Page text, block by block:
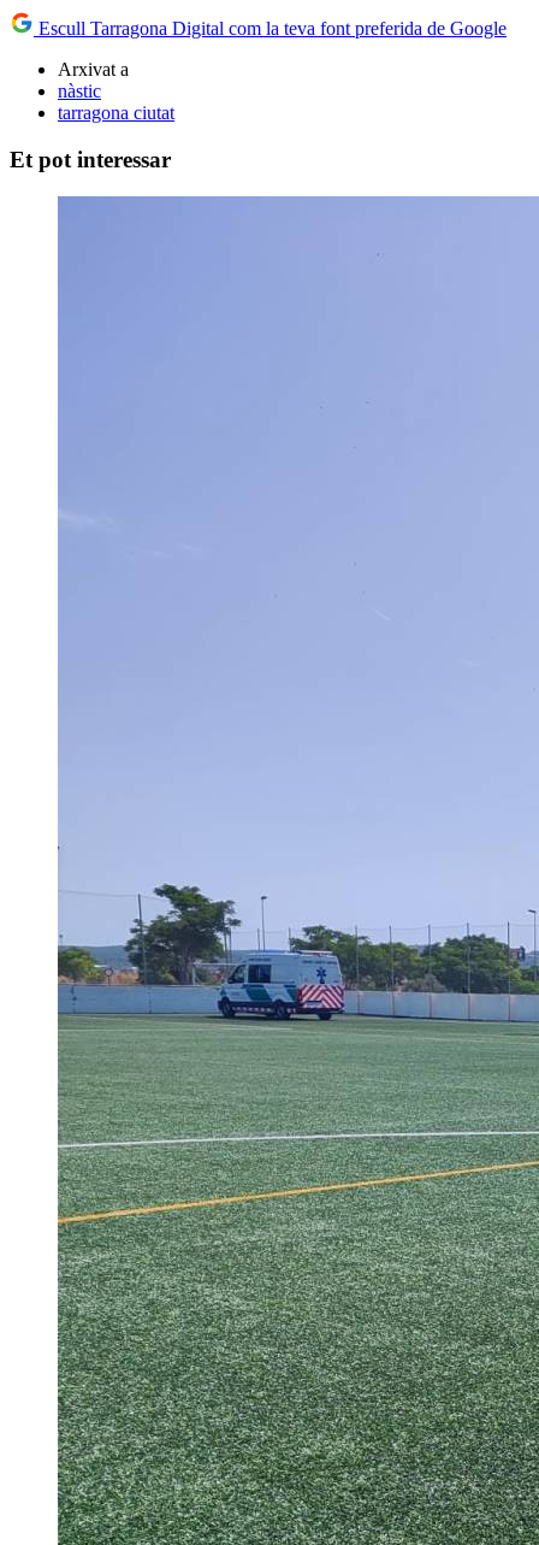
Escull Tarragona Digital com la teva font preferida de Google
Arxivat a
nàstic
tarragona ciutat
Et pot interessar